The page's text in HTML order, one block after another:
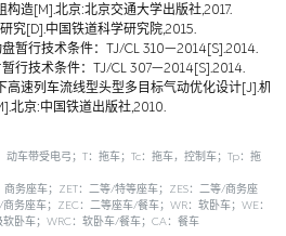
造[M].北京:北京交通大学出版社,2017.
究[D].中国铁道科学研究院,2015.
暂行技术条件：TJ/CL 310—2014[S].2014.
行技术条件：TJ/CL 307—2014[S].2014.
高速列车流线型头型多目标气动优化设计[J].机
北京:中国铁道出版社,2010.
车带受电弓；T：拖车；Tc：拖车，控制车；Tp：拖
务座车；ZET：二等/特等座车；ZES：二等/商务座
务座车；ZEC：二等座车/餐车；WR：软卧车；WE：
卧车；WRC：软卧车/餐车；CA：餐车